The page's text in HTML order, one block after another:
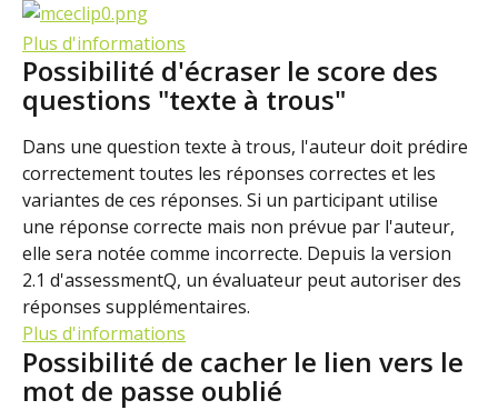
Plus d'informations
Possibilité d'écraser le score des
questions "texte à trous"
Dans une question texte à trous, l'auteur doit prédire
correctement toutes les réponses correctes et les
variantes de ces réponses. Si un participant utilise
une réponse correcte mais non prévue par l'auteur,
elle sera notée comme incorrecte. Depuis la version
2.1 d'assessmentQ, un évaluateur peut autoriser des
réponses supplémentaires.
Plus d'informations
Possibilité de cacher le lien vers le
mot de passe oublié